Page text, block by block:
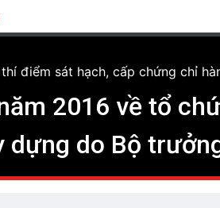
điểm sát hạch, cấp chứng chỉ
2016 về tổ
do Bộ